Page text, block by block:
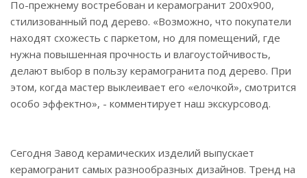
По-прежнему востребован и керамогранит 200х900,
стилизованный под дерево. «Возможно, что покупатели
находят схожесть с паркетом, но для помещений, где
нужна повышенная прочность и влагоустойчивость,
делают выбор в пользу керамогранита под дерево. При
этом, когда мастер выклеивает его «елочкой», смотрится
особо эффектно», - комментирует наш экскурсовод.
Сегодня Завод керамических изделий выпускает
керамогранит самых разнообразных дизайнов. Тренд на